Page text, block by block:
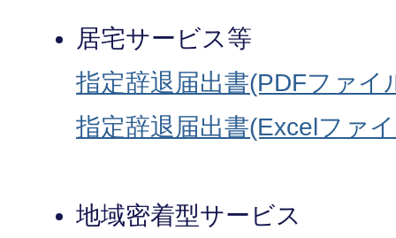
居宅サービス等
指定辞退届出書(PDFファイ
指定辞退届出書(Excelファ
地域密着型サービス